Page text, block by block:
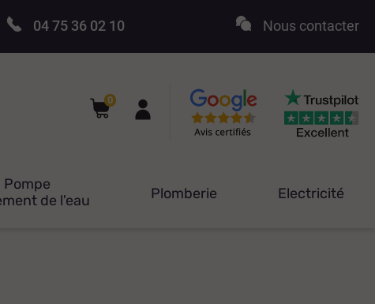
04 75 36 02 10 Nous contacter
0
Pompe
de l'eau
Plomberie Electricité